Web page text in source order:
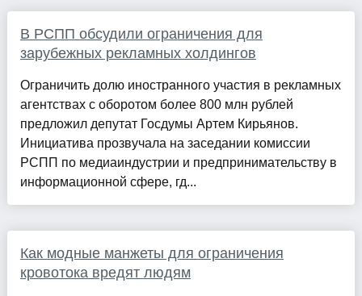
В РСПП обсудили ограничения для
зарубежных рекламных холдингов
Ограничить долю иностранного участия в рекламных
агентствах с оборотом более 800 млн рублей
предложил депутат Госдумы Артем Кирьянов.
Инициатива прозвучала на заседании комиссии
РСПП по медиаиндустрии и предпринимательству в
информационной сфере, гд...
Как модные манжеты для ограничения
кровотока вредят людям